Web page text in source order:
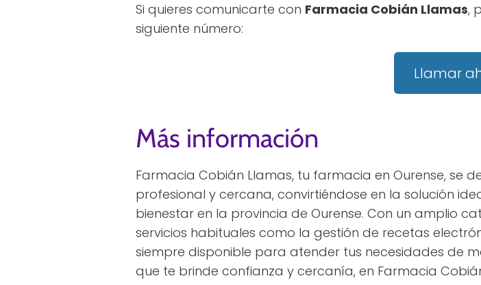
Si quieres comunicarte con Farmacia Cobián Llamas,
siguiente número:
Llamar
Más información
Farmacia Cobián Llamas, tu farmacia en Ourense,
profesional y cercana, convirtiéndose en la solución
bienestar en la provincia de Ourense. Con un amplio
servicios habituales como la gestión de recetas
siempre disponible para atender tus necesidades de
que te brinde confianza y cercanía, en Farmacia